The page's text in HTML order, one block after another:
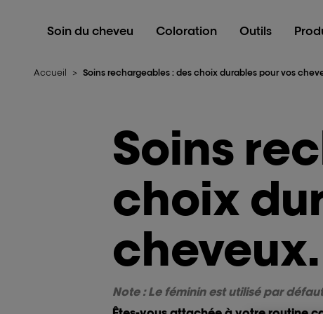
Soin du cheveu
Coloration Outils
Accueil > Soins rechargeables : des choix durables pour vos
Soins
choix
cheveux.
Note : Le féminin est utilisé par